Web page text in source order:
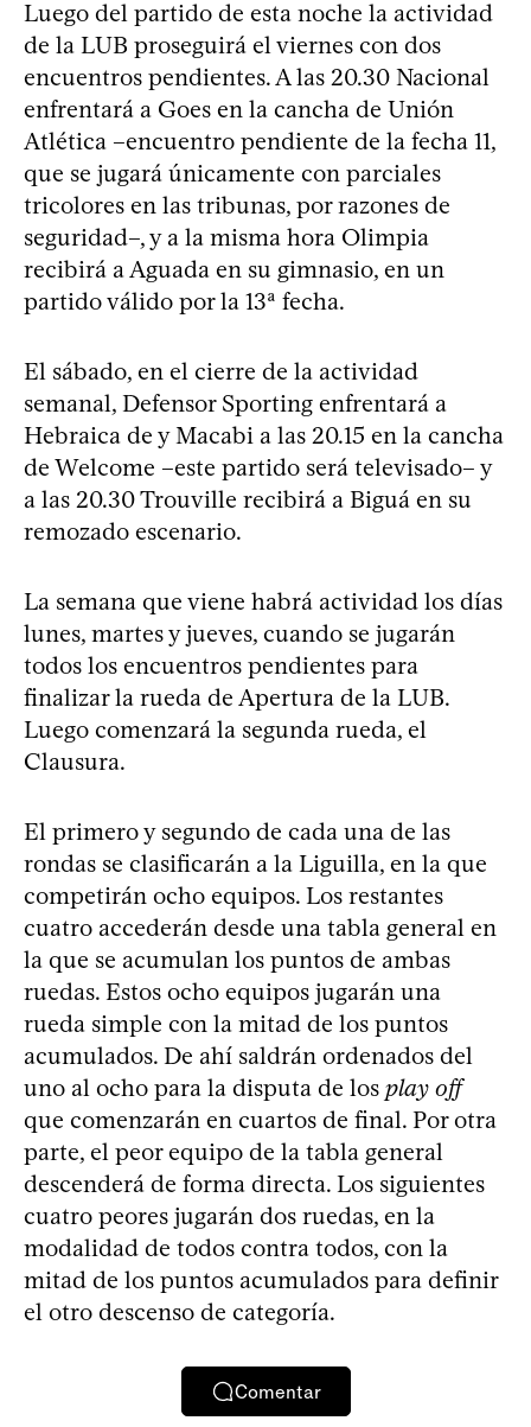
Luego del partido de esta noche la actividad
de la LUB proseguirá el viernes con dos
encuentros pendientes. A las 20.30 Nacional
enfrentará a Goes en la cancha de Unión
Atlética –encuentro pendiente de la fecha 11,
que se jugará únicamente con parciales
tricolores en las tribunas, por razones de
seguridad–, y a la misma hora Olimpia
recibirá a Aguada en su gimnasio, en un
partido válido por la 13ª fecha.
El sábado, en el cierre de la actividad
semanal, Defensor Sporting enfrentará a
Hebraica de y Macabi a las 20.15 en la cancha
de Welcome –este partido será televisado– y
a las 20.30 Trouville recibirá a Biguá en su
remozado escenario.
La semana que viene habrá actividad los días
lunes, martes y jueves, cuando se jugarán
todos los encuentros pendientes para
finalizar la rueda de Apertura de la LUB.
Luego comenzará la segunda rueda, el
Clausura.
El primero y segundo de cada una de las
rondas se clasificarán a la Liguilla, en la que
competirán ocho equipos. Los restantes
cuatro accederán desde una tabla general en
la que se acumulan los puntos de ambas
ruedas. Estos ocho equipos jugarán una
rueda simple con la mitad de los puntos
acumulados. De ahí saldrán ordenados del
uno al ocho para la disputa de los play off
que comenzarán en cuartos de final. Por otra
parte, el peor equipo de la tabla general
descenderá de forma directa. Los siguientes
cuatro peores jugarán dos ruedas, en la
modalidad de todos contra todos, con la
mitad de los puntos acumulados para definir
el otro descenso de categoría.
Comentar